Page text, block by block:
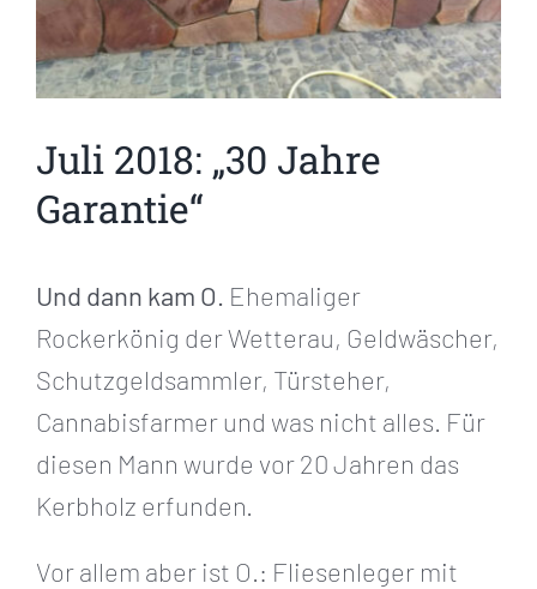
Juli 2018: „30 Jahre
Garantie“
Und dann kam O. Ehemaliger
Rockerkönig der Wetterau, Geldwäscher,
Schutzgeldsammler, Türsteher,
Cannabisfarmer und was nicht alles. Für
diesen Mann wurde vor 20 Jahren das
Kerbholz erfunden.
Vor allem aber ist O.: Fliesenleger mit